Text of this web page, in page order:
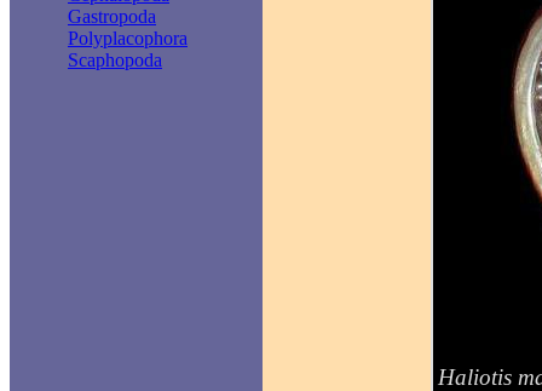
Gastropoda
Polyplacophora
Scaphopoda
Haliotis